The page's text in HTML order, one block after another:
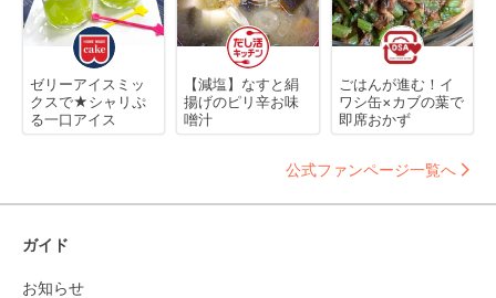
ゼリーアイスミッ
クスで★シャリぷ
る一口アイス
【減塩】なすと絹
揚げのピリ辛お味
噌汁
ごはんが進む！イ
ワシ缶×カブの葉で
即席おかず
公式ファンページ一覧へ
ガイド
お知らせ